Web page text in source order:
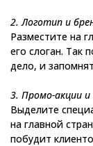
2. Логотип и
Разместите на
его слоган. Так
дело, и
3. Промо-акции и
Выделите
на главной
побудит